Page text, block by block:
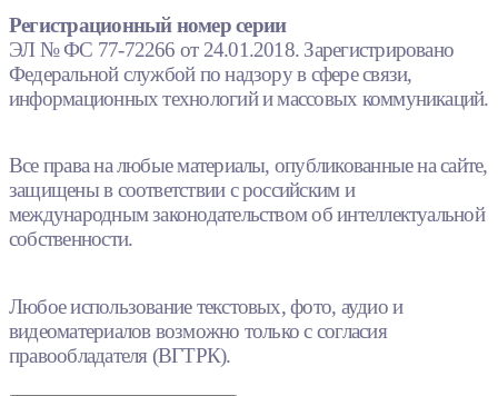
Регистрационный номер серии
ЭЛ № ФС 77-72266 от 24.01.2018. Зарегистрировано
Федеральной службой по надзору в сфере связи,
информационных технологий и массовых коммуникаций.
Все права на любые материалы, опубликованные на сайте,
защищены в соответствии с российским и
международным законодательством об интеллектуальной
собственности.
Любое использование текстовых, фото, аудио и
видеоматериалов возможно только с согласия
правообладателя (ВГТРК).